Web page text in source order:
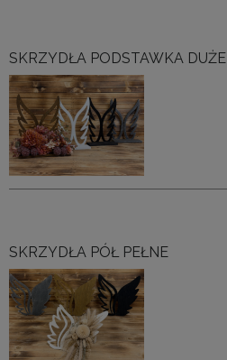
SKRZYDŁA PODSTAWKA DUŻE
SKRZYDŁA PÓŁ PEŁNE